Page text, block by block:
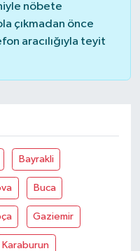
nöbete
çıkmadan önce
aracılığıyla teyit
Bayrakli
Buca
Gaziemir
Karaburun